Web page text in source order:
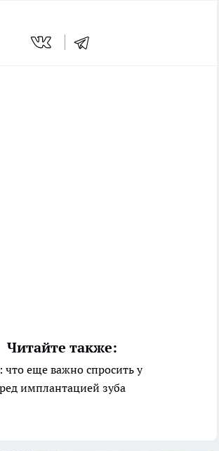
Читайте также:
что еще важно спросить у
имплантацией зуба